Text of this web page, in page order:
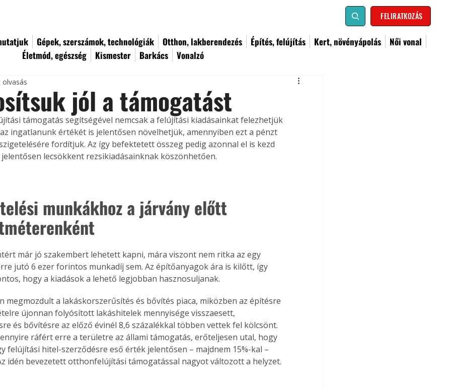
FELIRATKOZÁS
Gépek, szerszámok, technológiák Otthon, lakberendezés Építés, felújítás Kert, növényápolás
Női vonal
Életmód, egészség
Kismester Barkács Vonalzó
jól a támogatást
olvasás
támogatás segítségével nemcsak a felújítási kiadásainkat felezhetjük
ingatlanunk értékét is jelentősen növelhetjük, amennyiben ezt a pénzt
fordítjuk. Az így befektetett összeg pedig azonnal el is kezd
lecsökkent rezsikiadásainknak köszönhetően.
munkákhoz a járvány előtt
már jó szakembert lehetett kapni, mára viszont nem ritka az egy
jutó 6 ezer forintos munkadíj sem. Az építőanyagok ára is kilőtt, így
hogy a kiadások a lehető legjobban hasznosuljanak.
megmozdult a lakáskorszerűsítés és bővítés piaca, miközben az építésre
újonnan folyósított lakáshitelek mennyisége visszaesett,
és bővítésre az előző évinél 8,6 százalékkal többen vettek fel kölcsönt.
ráfért erre a területre az állami támogatás, erőteljesen utal, hogy
felújítási hitel-szerződésre eső érték jelentősen – majdnem 15%-kal –
idén bevezetett otthonfelújítási támogatással nagyot változott a helyzet.